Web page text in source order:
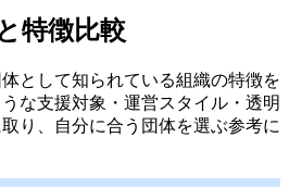
特徴比較
として知られている組織の特徴を
な支援対象・運営スタイル・透明
り、自分に合う団体を選ぶ参考に